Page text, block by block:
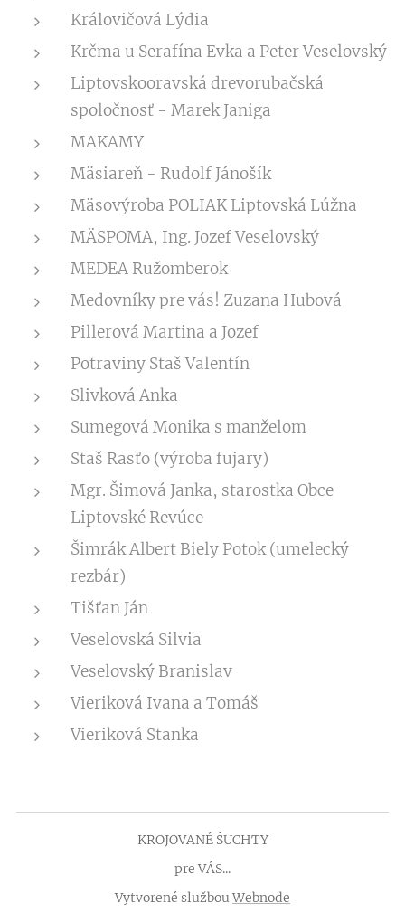
Královičová Lýdia
Krčma u Serafína Evka a Peter Veselovský
Liptovskooravská drevorubačská
spoločnosť - Marek Janiga
MAKAMY
Mäsiareň - Rudolf Jánošík
Mäsovýroba POLIAK Liptovská Lúžna
MÄSPOMA, Ing. Jozef Veselovský
MEDEA Ružomberok
Medovníky pre vás! Zuzana Hubová
Pillerová Martina a Jozef
Potraviny Staš Valentín
Slivková Anka
Sumegová Monika s manželom
Staš Rasťo (výroba fujary)
Mgr. Šimová Janka, starostka Obce
Liptovské Revúce
Šimrák Albert Biely Potok (umelecký
rezbár)
Tišťan Ján
Veselovská Silvia
Veselovský Branislav
Vieriková Ivana a Tomáš
Vieriková Stanka
KROJOVANÉ ŠUCHTY
pre VÁS...
Vytvorené službouWebnode